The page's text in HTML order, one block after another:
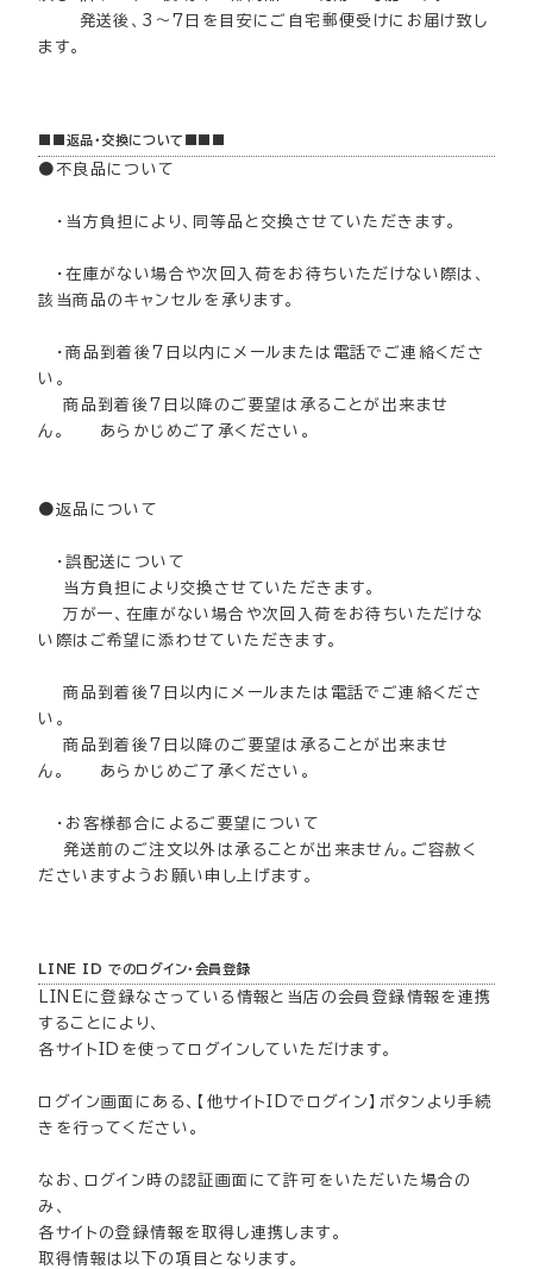
発送後、3～7日を目安にご自宅郵便受けにお届け致し
ます。
■■返品・交換について■■■
●不良品について
・当方負担により、同等品と交換させていただきます。
・在庫がない場合や次回入荷をお待ちいただけない際は、
該当商品のキャンセルを承ります。
・商品到着後7日以内にメールまたは電話でご連絡くださ
い。
商品到着後7日以降のご要望は承ることが出来ませ
ん。 あらかじめご了承ください。
●返品について
・誤配送について
当方負担により交換させていただきます。
万が一、在庫がない場合や次回入荷をお待ちいただけな
い際はご希望に添わせていただきます。
商品到着後7日以内にメールまたは電話でご連絡くださ
い。
商品到着後7日以降のご要望は承ることが出来ませ
ん。 あらかじめご了承ください。
・お客様都合によるご要望について
発送前のご注文以外は承ることが出来ません。ご容赦く
ださいますようお願い申し上げます。
LINE ID でのログイン・会員登録
LINEに登録なさっている情報と当店の会員登録情報を連携
することにより、
各サイトIDを使ってログインしていただけます。
ログイン画面にある、【他サイトIDでログイン】ボタンより手続
きを行ってください。
なお、ログイン時の認証画面にて許可をいただいた場合の
み、
各サイトの登録情報を取得し連携します。
取得情報は以下の項目となります。